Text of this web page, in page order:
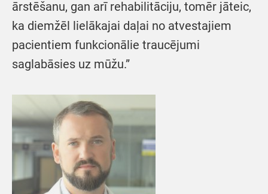
ārstēšanu, gan arī rehabilitāciju, tomēr jāteic,
ka diemžēl lielākajai daļai no atvestajiem
pacientiem funkcionālie traucējumi
saglabāsies uz mūžu.”